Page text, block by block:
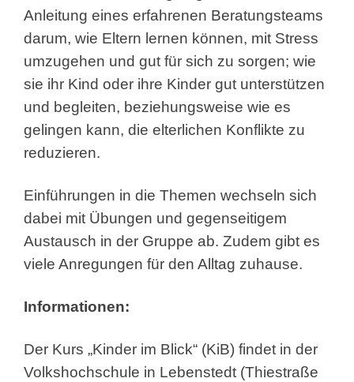
Anleitung eines erfahrenen Beratungsteams
darum, wie Eltern lernen können, mit Stress
umzugehen und gut für sich zu sorgen; wie
sie ihr Kind oder ihre Kinder gut unterstützen
und begleiten, beziehungsweise wie es
gelingen kann, die elterlichen Konflikte zu
reduzieren.
Einführungen in die Themen wechseln sich
dabei mit Übungen und gegenseitigem
Austausch in der Gruppe ab. Zudem gibt es
viele Anregungen für den Alltag zuhause.
Informationen:
Der Kurs „Kinder im Blick“ (KiB) findet in der
Volkshochschule in Lebenstedt (Thiestraße